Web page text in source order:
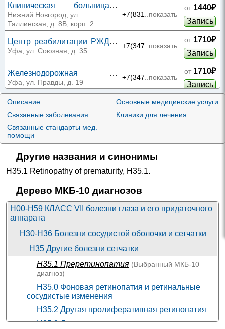
Клиническая больница
РЖД-Медицина на
Таллинской
Нижний Новгород, ул.
Таллинская, д. 8В, корп. 2
+7(831 ..показать
от 1440₽
Запись
Центр реабилитации РЖД
на Союзной
Уфа, ул. Союзная, д. 35
+7(347 ..показать
от 1710₽
Запись
Железнодорожная
поликлиника №2 на
Правды
Уфа, ул. Правды, д. 19
+7(347 ..показать
от 1710₽
Запись
Офис ВОП Ступинской
ОКБ на Андропова 64
Ступино, ул. Андропова, д. 64
от 1750₽
Клиника Новая Медицина
в Орехово-Зуево на
Дзержинского
Орехово-Зуево, ул.
Клиника 9 Месяцев на
Маяковского
+7(843..показать
Клиника 9 Месяцев на
проспекте Победы
Казань, пр-т Победы, д. 152/33
Запись
Уральской
Екатеринбург, ул. Уральская, д.
57, корп. 2
+7(343..показать
от 2070₽
Клиника Уральская на
Чекистов
Екатеринбург, ул. Чекистов, д. 16
+7(343..показать
от
2070₽
НКЦ ОАО «РЖД» на
Часовой
Москва, ул. Часовая, д. 20
Запись
Ещё 4036 клиник
Описание
Связанные заболевания
Связанные стандарты мед.
помощи
Основные медицинские услуги
Клиники для лечения
Другие названия и синонимы
H35.1 Retinopathy of prematurity, H35.1.
Дерево МКБ-10 диагнозов
H00-H59 КЛАСС VII болезни глаза и его придаточного
аппарата
H30-H36 Болезни сосудистой оболочки и сетчатки
H35 Другие болезни сетчатки
H35.1 Преретинопатия (Выбранный МКБ-10
диагноз)
H35.0 Фоновая ретинопатия и ретинальные
сосудистые изменения
H35.2 Другая пролиферативная ретинопатия
H35.3 Дегенерация макулы и заднего полюса